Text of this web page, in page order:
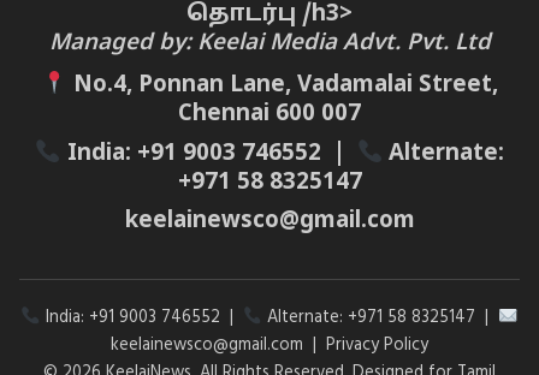
தொடர்பு /h3>
Managed by: Keelai Media Advt. Pvt. Ltd
No.4, Ponnan Lane, Vadamalai Street,
Chennai 600 007
India: +91 9003 746552
Alternate:
+971 58 8325147
keelainewsco@gmail.com
India: +91 9003 746552 Alternate: +971 58 8325147
keelainewsco@gmail.com
Privacy Policy